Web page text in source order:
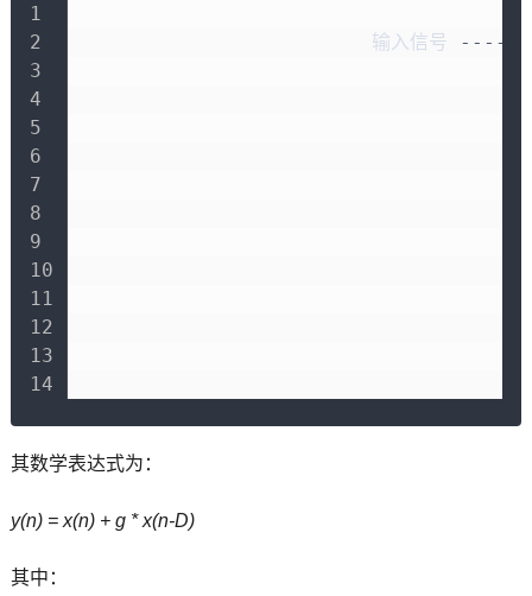
                         输入信号
---->
其数学表达式为：
y(n) = x(n) + g * x(n-D)
其中：